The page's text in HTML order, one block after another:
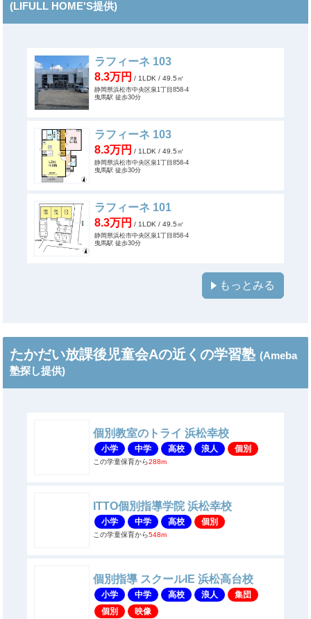
(LIFULL HOME'S提供)
ラフィーネ 103
8.3万円 / 1LDK / 49.5㎡
静岡県浜松市中央区泉1丁目858-4
曳馬駅 徒歩30分
ラフィーネ 103
8.3万円 / 1LDK / 49.5㎡
静岡県浜松市中央区泉1丁目858-4
曳馬駅 徒歩30分
ラフィーネ 101
8.3万円 / 1LDK / 49.5㎡
静岡県浜松市中央区泉1丁目858-4
曳馬駅 徒歩30分
もっとみる
たかだい放課後児童会Aの近くの学習塾 (Ameba
塾探し提供)
個別教室のトライ 浜松幸校
小学 中学 高校 浪人 個別
この学童保育から288m
ITTO個別指導学院 浜松幸校
小学 中学 高校 個別
この学童保育から548m
個別指導 スクールIE 浜松高台校
小学 中学 高校 浪人
集団
個別
映像